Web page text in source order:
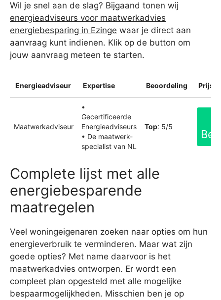
Wil je snel aan de slag? Bijgaand tonen wij
energieadviseurs voor maatwerkadvies
energiebesparing in Ezinge waar je direct aan
aanvraag kunt indienen. Klik op de button om
jouw aanvraag meteen te starten.
Energieadviseur Expertise Beoordeling
Maatwerkadviseur
•
Gecertificeerde
Energieadviseurs
• De maatwerk-
specialist van NL
Top: 5/5
Complete lijst met alle
energiebesparende
maatregelen
Veel woningeigenaren zoeken naar opties om hun
energieverbruik te verminderen. Maar wat zijn
goede opties? Met name daarvoor is het
maatwerkadvies ontworpen. Er wordt een
compleet plan opgesteld met alle mogelijke
bespaarmogelijkheden. Misschien ben je op